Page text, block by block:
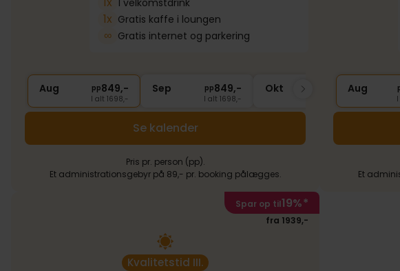
1x Gratis kaffe i loungen
∞ Gratis internet og parkering
Aug pp849,-
I alt 1698,-
Sep pp849,-
I alt 1698,-
Okt 849,-
Se kalender
Pris pr. person (pp).
Et administrationsgebyr på 89,- pr. booking pålægges.
Aug
Et
Spar op til19%*
fra 1939,-
Kvalitetstid III.